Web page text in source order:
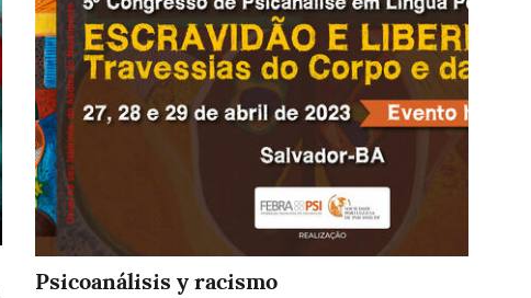
Psicoanálisis y racismo